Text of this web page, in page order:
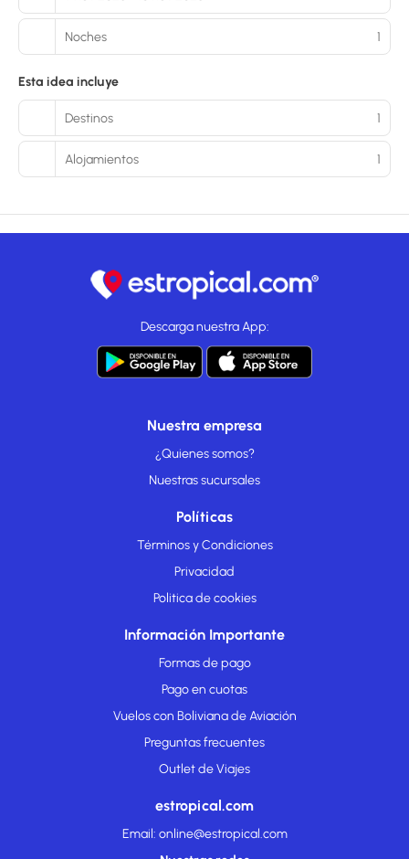
Noches 1
Esta idea incluye
Destinos 1
Alojamientos 1
Descarga nuestra App:
Nuestra empresa
¿Quienes somos?
Nuestras sucursales
Políticas
Términos y Condiciones
Privacidad
Politica de cookies
Información Importante
Formas de pago
Pago en cuotas
Vuelos con Boliviana de Aviación
Preguntas frecuentes
Outlet de Viajes
estropical.com
Email: online@estropical.com